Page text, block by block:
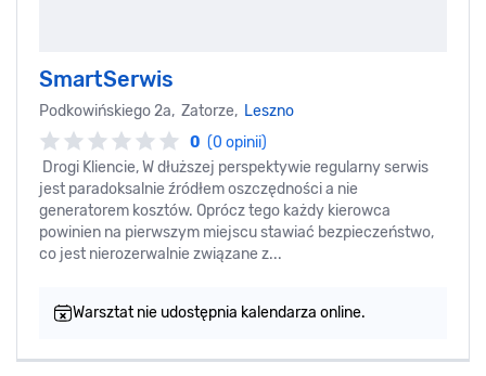
SmartSerwis
Podkowińskiego 2a, Zatorze, Leszno
0 (0 opinii)
Drogi Kliencie, W dłuższej perspektywie regularny serwis
jest paradoksalnie źródłem oszczędności a nie
generatorem kosztów. Oprócz tego każdy kierowca
powinien na pierwszym miejscu stawiać bezpieczeństwo,
co jest nierozerwalnie związane z...
Warsztat nie udostępnia kalendarza online.